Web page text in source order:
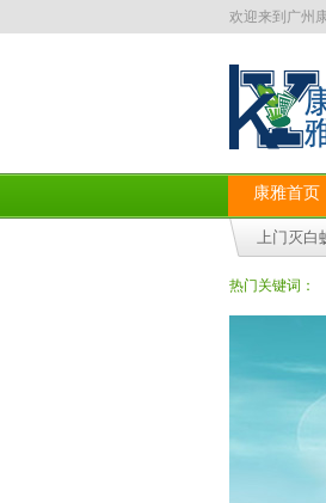
欢迎来到广州
康雅首页
上门灭白
热门关键词：